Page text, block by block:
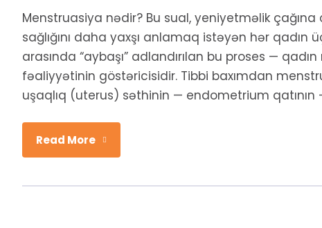
Menstruasiya nədir? Bu sual, yeniyetməlik
sağlığını daha yaxşı anlamaq istəyən hər
arasında “aybaşı” adlandırılan bu proses —
fəaliyyətinin göstəricisidir. Tibbi baxımdan
uşaqlıq (uterus) səthinin — endometrium qatının
Read More